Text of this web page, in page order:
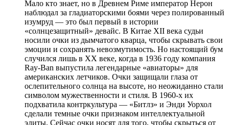
Мало кто знает, но в Древнем Риме император Нерон
наблюдал за гладиаторскими боями через полированный
изумруд — это был первый в истории
«солнцезащитный» девайс. В Китае XII века судьи
носили очки из дымчатого кварца, чтобы скрывать свои
эмоции и сохранять невозмутимость. Но настоящий бум
случился лишь в XX веке, когда в 1936 году компания
Ray-Ban выпустила легендарные «авиаторы» для
американских летчиков. Очки защищали глаза от
ослепительного солнца на высоте, но неожиданно стали
символом мужественности и стиля. В 1960-х их
подхватила контркультура — «Битлз» и Энди Уорхол
сделали темные очки признаком интеллектуальной
элиты. Сейчас очки носят для того, чтобы скрыться от